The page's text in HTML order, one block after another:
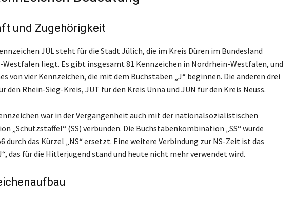
und Zugehörigkeit
JÜL steht für die Stadt Jülich, die im Kreis Düren im Bundesland
liegt. Es gibt insgesamt 81 Kennzeichen in Nordrhein-Westfalen, und
von vier Kennzeichen, die mit dem Buchstaben „J“ beginnen. Die anderen drei
den Rhein-Sieg-Kreis, JÜT für den Kreis Unna und JÜN für den Kreis Neuss.
war in der Vergangenheit auch mit der nationalsozialistischen
„Schutzstaffel“ (SS) verbunden. Die Buchstabenkombination „SS“ wurde
durch das Kürzel „NS“ ersetzt. Eine weitere Verbindung zur NS-Zeit ist das
das für die Hitlerjugend stand und heute nicht mehr verwendet wird.